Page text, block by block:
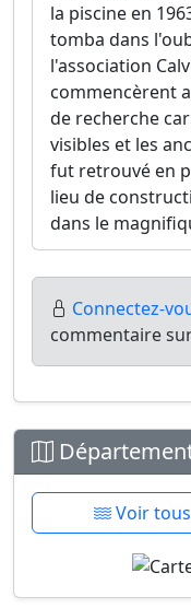
la piscine en
tomba dans
l'association
commencèrent
de recherche
visibles et les
fut retrouvé en
lieu de
dans le
Connectez-
commentaire
Voir